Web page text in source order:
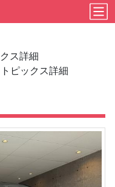
ス詳細
ピックス詳細